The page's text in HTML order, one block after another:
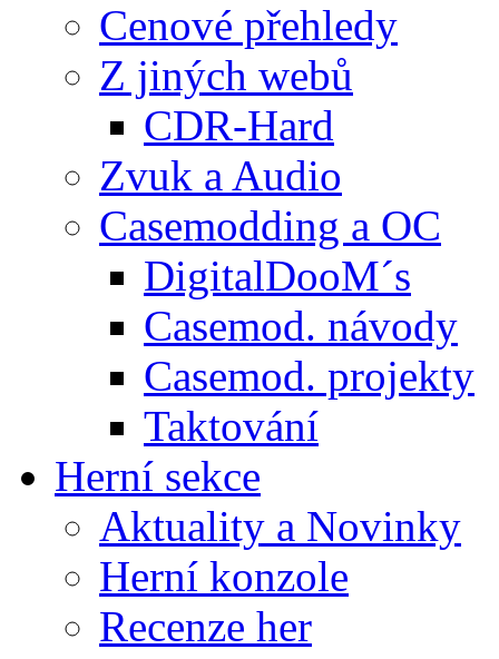
Cenové přehledy
Z jiných webů
CDR-Hard
Zvuk a Audio
Casemodding a OC
DigitalDooM´s
Casemod. návody
Casemod. projekty
Taktování
Herní sekce
Aktuality a Novinky
Herní konzole
Recenze her